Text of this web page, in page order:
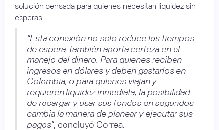
solución pensada para quienes necesitan liquidez sin
esperas.
“Esta conexión no solo reduce los tiempos
de espera, también aporta certeza en el
manejo del dinero. Para quienes reciben
ingresos en dólares y deben gastarlos en
Colombia, o para quienes viajan y
requieren liquidez inmediata, la posibilidad
de recargar y usar sus fondos en segundos
cambia la manera de planear y ejecutar sus
pagos”, concluyó Correa.